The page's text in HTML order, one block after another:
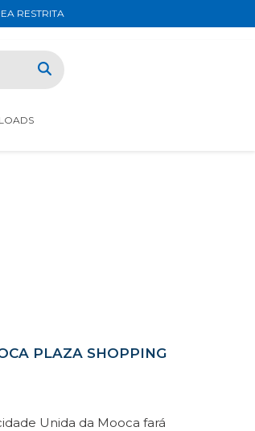
RESTRITA
PLAZA SHOPPING
Unida da Mooca fará